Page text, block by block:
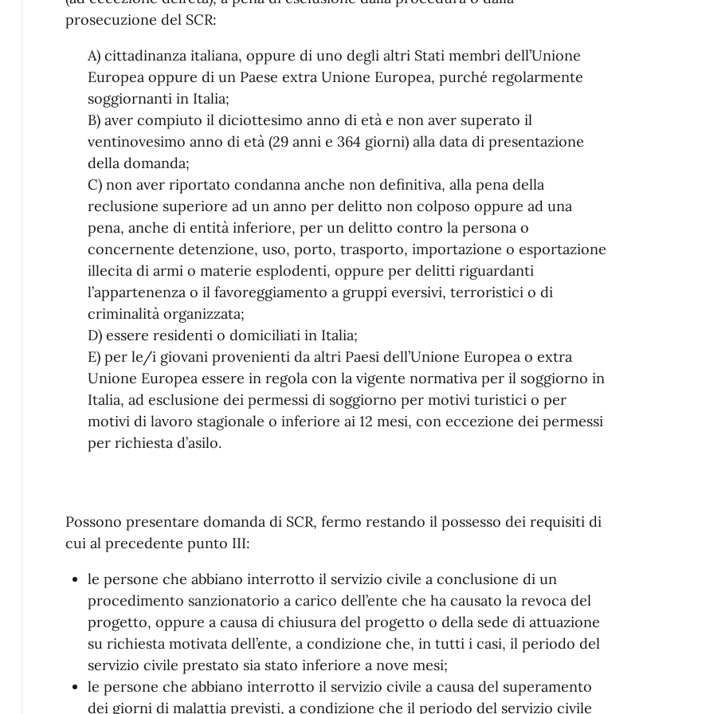
prosecuzione del SCR:
A) cittadinanza italiana, oppure di uno degli altri Stati membri dell’Unione
Europea oppure di un Paese extra Unione Europea, purché regolarmente
soggiornanti in Italia;
B) aver compiuto il diciottesimo anno di età e non aver superato il
ventinovesimo anno di età (29 anni e 364 giorni) alla data di presentazione
della domanda;
C) non aver riportato condanna anche non definitiva, alla pena della
reclusione superiore ad un anno per delitto non colposo oppure ad una
pena, anche di entità inferiore, per un delitto contro la persona o
concernente detenzione, uso, porto, trasporto, importazione o esportazione
illecita di armi o materie esplodenti, oppure per delitti riguardanti
l’appartenenza o il favoreggiamento a gruppi eversivi, terroristici o di
criminalità organizzata;
D) essere residenti o domiciliati in Italia;
E) per le/i giovani provenienti da altri Paesi dell’Unione Europea o extra
Unione Europea essere in regola con la vigente normativa per il soggiorno in
Italia, ad esclusione dei permessi di soggiorno per motivi turistici o per
motivi di lavoro stagionale o inferiore ai 12 mesi, con eccezione dei permessi
per richiesta d’asilo.
Possono presentare domanda di SCR, fermo restando il possesso dei requisiti di
cui al precedente punto III:
le persone che abbiano interrotto il servizio civile a conclusione di un
procedimento sanzionatorio a carico dell’ente che ha causato la revoca del
progetto, oppure a causa di chiusura del progetto o della sede di attuazione
su richiesta motivata dell’ente, a condizione che, in tutti i casi, il periodo del
servizio civile prestato sia stato inferiore a nove mesi;
le persone che abbiano interrotto il servizio civile a causa del superamento
dei giorni di malattia previsti, a condizione che il periodo del servizio civile